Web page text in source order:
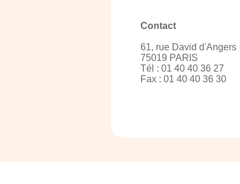
Contact
61, rue David d'Angers
75019 PARIS
Tél : 01 40 40 36 27
Fax : 01 40 40 36 30